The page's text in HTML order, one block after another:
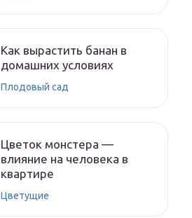
Как вырастить банан в
домашних условиях
Плодовый сад
Цветок монстера —
влияние на человека в
квартире
Цветущие